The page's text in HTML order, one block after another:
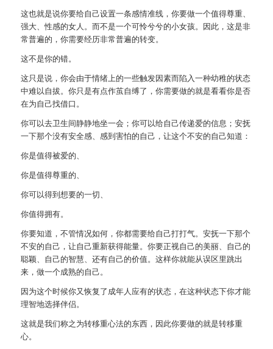
这也就是说你要给自己设置一条感情准线，你要做一个值得尊重、
强大、性感的女人。而不是一个可怜兮兮的小女孩。因此，这是非
常普遍的，你需要经历非常普遍的转变。
这不是你的错。
这只是说，你会由于情绪上的一些触发因素而陷入一种幼稚的状态
中难以自拔。你只是有点作茧自缚了，你需要做的就是看看你是否
在为自己找借口。
你可以去卫生间静静地坐一会；你可以给自己传递爱的信息；安抚
一下那个没有安全感、感到害怕的自己，让这个不安的自己知道：
你是值得被爱的、
你是值得尊重的、
你可以得到想要的一切、
你值得拥有。
你要知道，不管情况如何，你都需要给自己打打气。安抚一下那个
不安的自己，让自己重新获得能量。你要正视自己的美丽、自己的
聪颖、自己的智慧、还有自己的价值。这样你就能从误区里跳出
来，做一个成熟的自己。
因为这个时候你又恢复了成年人应有的状态，在这种状态下你才能
理智地选择伴侣。
这就是我们称之为转移重心法的东西，因此你要做的就是转移重
心。